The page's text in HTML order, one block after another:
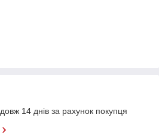
14 днів за рахунок покупця